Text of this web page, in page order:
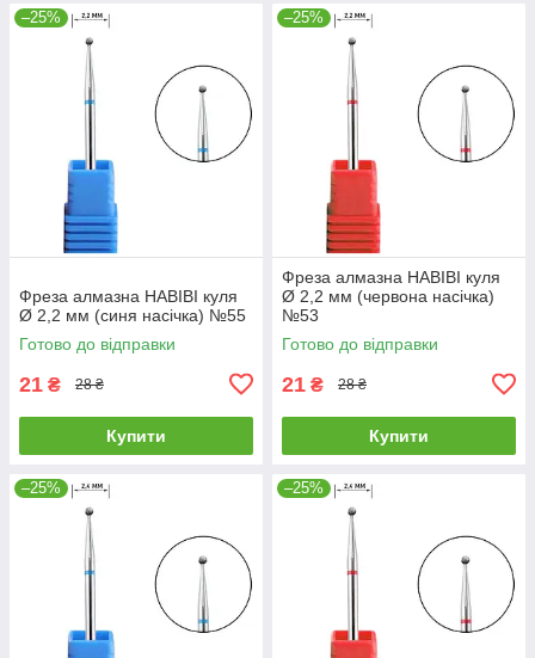
–25%
Фреза алмазна HABIBI куля
Ø 2,2 мм (синя насічка) №55
Готово до відправки
21 ₴ 28 ₴
Купити
–25%
Фреза алмазна HABIBI куля
Ø 2,2 мм (червона насічка)
№53
Готово до відправки
21 ₴ 28 ₴
Купити
–25% –25%